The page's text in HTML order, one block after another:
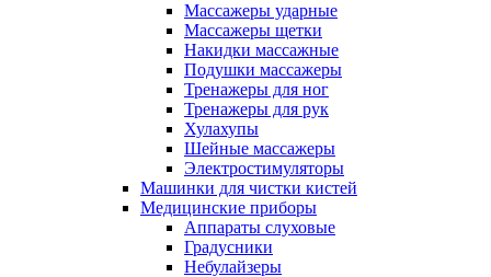
Массажеры ударные
Массажеры щетки
Накидки массажные
Подушки массажеры
Тренажеры для ног
Тренажеры для рук
Хулахупы
Шейные массажеры
Электростимуляторы
Машинки для чистки кистей
Медицинские приборы
Аппараты слуховые
Градусники
Небулайзеры